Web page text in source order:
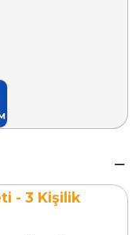
- 3 Kişilik